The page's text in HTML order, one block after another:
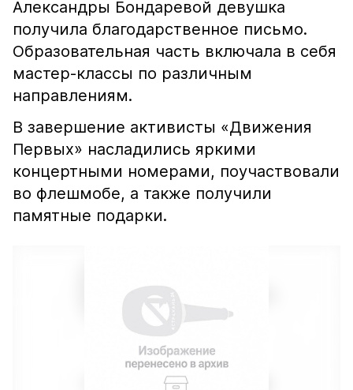
Александры Бондаревой девушка
получила благодарственное письмо.
Образовательная часть включала в себя
мастер-классы по различным
направлениям.
В завершение активисты «Движения
Первых» насладились яркими
концертными номерами, поучаствовали
во флешмобе, а также получили
памятные подарки.